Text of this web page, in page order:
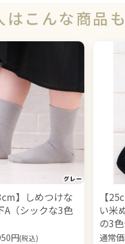
はこんな商品も
】しめつけな
A（シックな3色
円(税込)
【
い米
の3色
通常